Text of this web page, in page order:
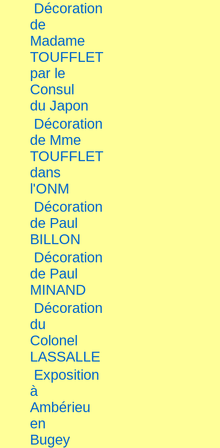
Décoration
de
Madame
TOUFFLET
par le
Consul
du Japon
Décoration
de Mme
TOUFFLET
dans
l'ONM
Décoration
de Paul
BILLON
Décoration
de Paul
MINAND
Décoration
du
Colonel
LASSALLE
Exposition
à
Ambérieu
en
Bugey